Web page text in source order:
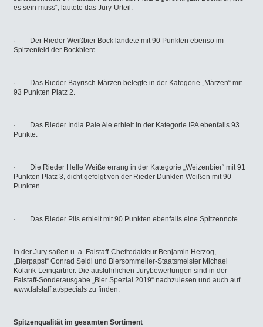
es sein muss“, lautete das Jury-Urteil.
· Der Rieder Weißbier Bock landete mit 90 Punkten ebenso im
Spitzenfeld der Bockbiere.
· Das Rieder Bayrisch Märzen belegte in der Kategorie „Märzen“ mit
93 Punkten Platz 2.
· Das Rieder India Pale Ale erhielt in der Kategorie IPA ebenfalls 93
Punkte.
· Die Rieder Helle Weiße errang in der Kategorie „Weizenbier“ mit 91
Punkten Platz 3, dicht gefolgt von der Rieder Dunklen Weißen mit 90
Punkten.
· Das Rieder Pils erhielt mit 90 Punkten ebenfalls eine Spitzennote.
In der Jury saßen u. a. Falstaff-Chefredakteur Benjamin Herzog,
„Bierpapst“ Conrad Seidl und Biersommelier-Staatsmeister Michael
Kolarik-Leingartner. Die ausführlichen Jurybewertungen sind in der
Falstaff-Sonderausgabe „Bier Spezial 2019“ nachzulesen und auch auf
www.falstaff.at/specials zu finden.
Spitzenqualität im gesamten Sortiment